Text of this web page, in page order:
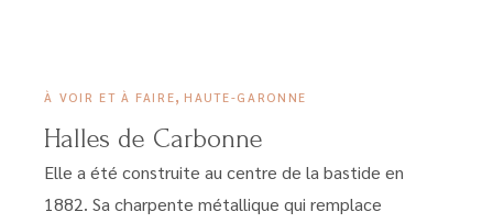
À VOIR ET À FAIRE, HAUTE-GARONNE
Halles de Carbonne
Elle a été construite au centre de la bastide en
1882. Sa charpente métallique qui remplace